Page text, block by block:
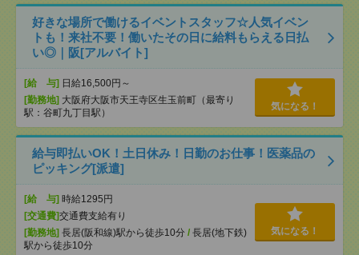
好きな場所で働けるイベントスタッフ☆人気イベン
トも！来社不要！働いたその日に給料もらえる日払
い◎｜阪[アルバイト]
[給 与] 日給16,500円～
[勤務地] 大阪府大阪市天王寺区生玉前町（最寄り
駅：谷町九丁目駅）
気になる！
給与即払いOK！土日休み！日勤のお仕事！医薬品の
ピッキング[派遣]
[給 与] 時給1295円
[交通費]交通費支給有り
[勤務地] 長居(阪和線)駅から徒歩10分 / 長居(地下鉄)
駅から徒歩10分
気になる！